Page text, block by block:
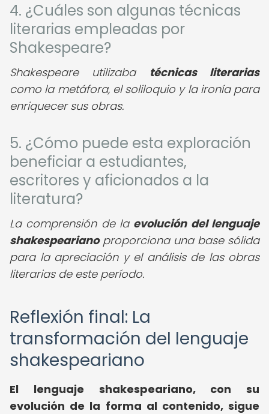
4. ¿Cuáles son algunas técnicas
literarias empleadas por
Shakespeare?
Shakespeare utilizaba técnicas literarias
como la metáfora, el soliloquio y la ironía para
enriquecer sus obras.
5. ¿Cómo puede esta exploración
beneficiar a estudiantes,
escritores y aficionados a la
literatura?
La comprensión de la evolución del lenguaje
shakespearianoproporciona una base sólida
para la apreciación y el análisis de las obras
literarias de este período.
Reflexión final: La
transformación del lenguaje
shakespeariano
El lenguaje shakespeariano, con su
evolución de la forma al contenido, sigue